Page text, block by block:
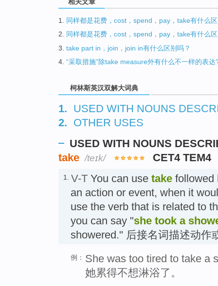
1. 同样都是花费，cost，spend，pay，take有什么
2. 同样都是花费，cost，spend，pay，take有什么
3. take part in，join，join in有什么区别吗？
4. “采取措施”除take measure外有什么不一样的表达
柯林斯英汉双解大词典
1. USED WITH NOUNS
2. OTHER USES
USED WITH NOUNS
take /teɪk/ CET4 TEM4
1. V-T You can use take followed
an action or event, when it
use the verb that is related to
you can say "she took a
showered." 后接名词描述动作
例： She was too tired to take a
她累得不想淋浴了。